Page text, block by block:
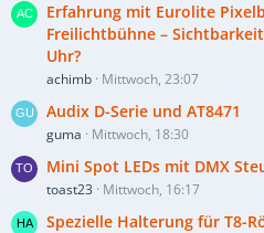
Erfahrung mit Eurolite
Freilichtbühne –
Uhr?
achimb Mittwoch, 23:07
Audix D-Serie und AT8471
guma Mittwoch, 18:30
Mini Spot LEDs mit DMX
toast23 Mittwoch, 16:17
Spezielle Halterung für T8-